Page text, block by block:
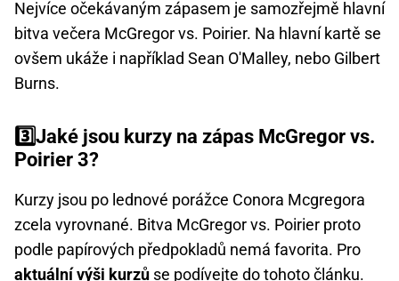
Nejvíce očekávaným zápasem je samozřejmě hlavní
bitva večera McGregor vs. Poirier. Na hlavní kartě se
ovšem ukáže i například Sean O'Malley, nebo Gilbert
Burns.
3️⃣Jaké jsou kurzy na zápas McGregor vs.
Poirier 3?
Kurzy jsou po lednové porážce Conora Mcgregora
zcela vyrovnané. Bitva McGregor vs. Poirier proto
podle papírových předpokladů nemá favorita. Pro
aktuální výši kurzů se podívejte do tohoto článku.